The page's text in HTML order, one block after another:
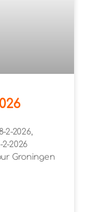
2-2026,
2026
Groningen